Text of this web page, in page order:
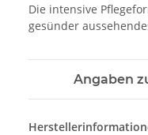
Die intensive
gesünder
Angaben